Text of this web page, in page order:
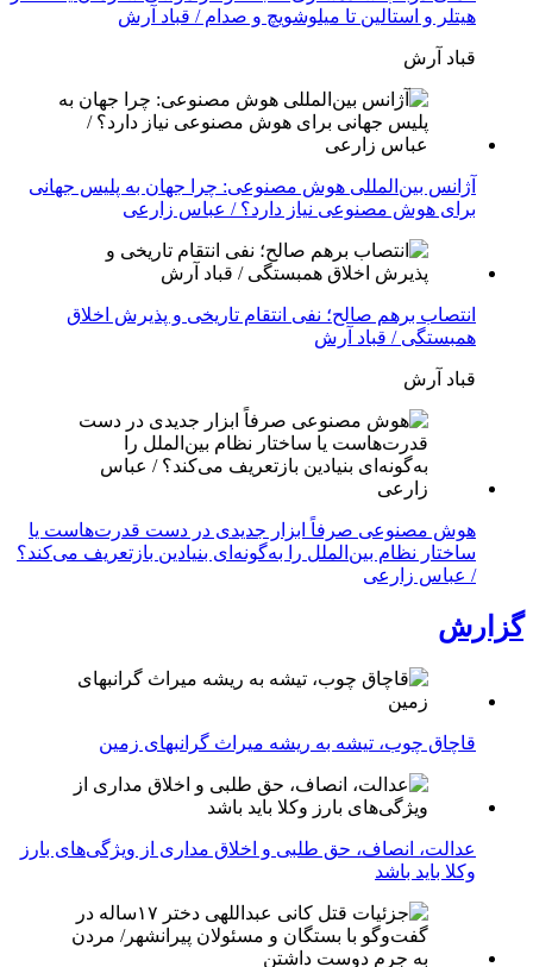
هیتلر و استالین تا میلوشویچ و صدام / قباد آرش
قباد آرش
آژانس بین‌المللی هوش مصنوعی: چرا جهان به پلیس جهانی
برای هوش مصنوعی نیاز دارد؟ / عباس زارعی
انتصاب برهم صالح؛ نفی انتقام تاریخی و پذیرش اخلاق
همبستگی / قباد آرش
قباد آرش
هوش مصنوعی صرفاً ابزار جدیدی در دست قدرت‌هاست یا
ساختار نظام بین‌الملل را به‌گونه‌ای بنیادین بازتعریف می‌کند؟
/ عباس زارعی
گزارش
قاچاق چوب، تیشه به ریشه میراث گرانبهای زمین
عدالت، انصاف، حق طلبی و اخلاق مداری از ویژگی‌های بارز
وکلا باید باشد